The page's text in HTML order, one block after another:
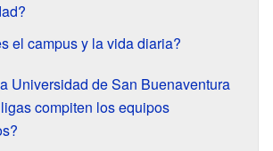
el campus y la vida diaria?
Universidad de San Buenaventura
compiten los equipos